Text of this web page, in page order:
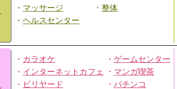
・ マッサージ ・ 整体
・ ヘルスセンター
・ カラオケ ・ ゲームセンター
・ インターネットカフェ ・ マンガ喫茶
・ ビリヤード ・ パチンコ